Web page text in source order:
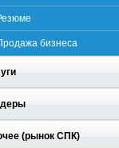
бизнеса
(рынок СПК)